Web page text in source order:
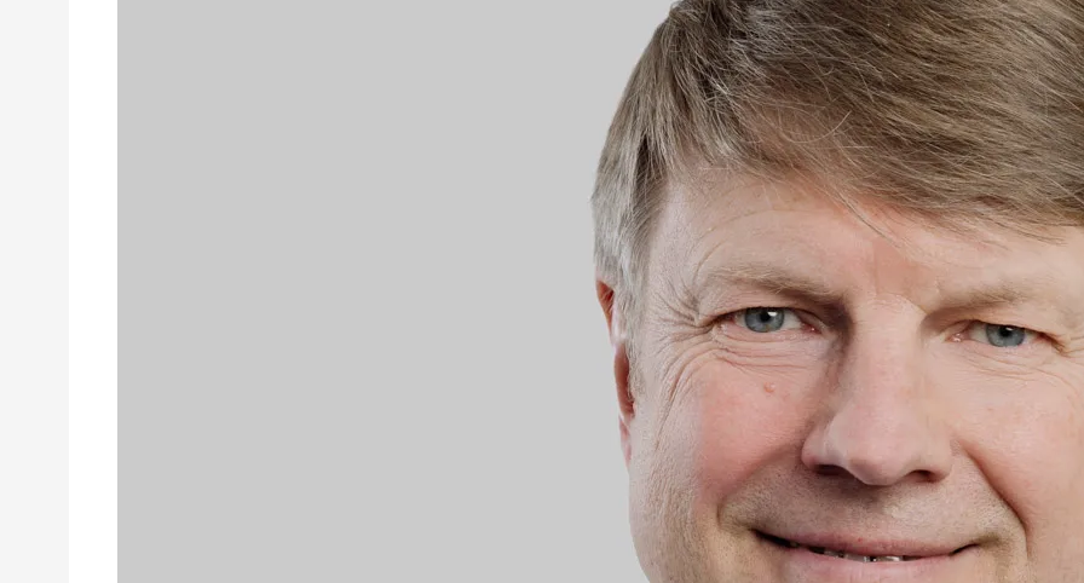
Funktion
Ärztlicher Leiter der
Weitere
Facharzt für Innere
Sportmedizin,